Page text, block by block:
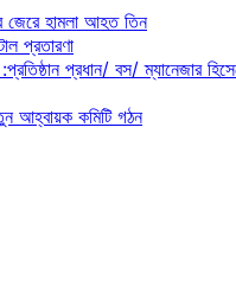
জেরে হামলা আহত তিন
প্রতারণা
প্রধান/ বস/ ম্যানেজার
আহ্বায়ক কমিটি গঠন